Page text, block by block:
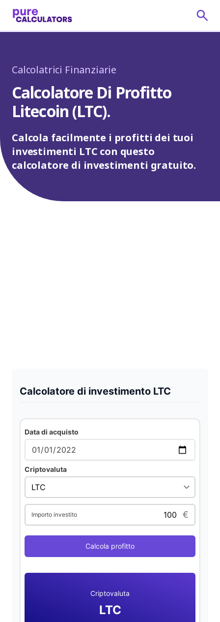
Calcolatrici Finanziarie
Calcolatore Di Profitto
Litecoin (LTC).
Calcola facilmente i profitti dei tuoi
investimenti LTC con questo
calcolatore di investimenti gratuito.
Calcolatore di investimento LTC
Data di acquisto
Criptovaluta
Importo investito €
Calcola profitto
Criptovaluta
LTC